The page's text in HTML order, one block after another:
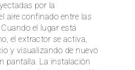
por la
aire confinado entre las
el lugar está
el extractor se activa,
y visualizando de nuevo
pantalla. La instalación